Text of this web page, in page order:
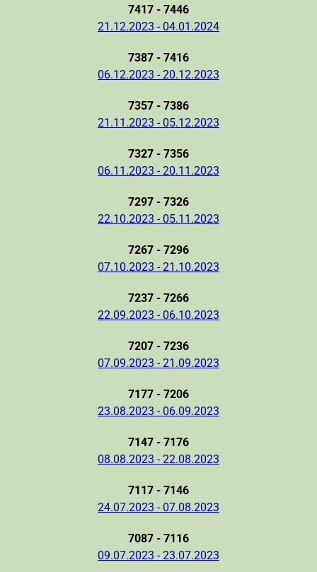
7417 - 7446
21.12.2023 - 04.01.2024
7387 - 7416
06.12.2023 - 20.12.2023
7357 - 7386
21.11.2023 - 05.12.2023
7327 - 7356
06.11.2023 - 20.11.2023
7297 - 7326
22.10.2023 - 05.11.2023
7267 - 7296
07.10.2023 - 21.10.2023
7237 - 7266
22.09.2023 - 06.10.2023
7207 - 7236
07.09.2023 - 21.09.2023
7177 - 7206
23.08.2023 - 06.09.2023
7147 - 7176
08.08.2023 - 22.08.2023
7117 - 7146
24.07.2023 - 07.08.2023
7087 - 7116
09.07.2023 - 23.07.2023